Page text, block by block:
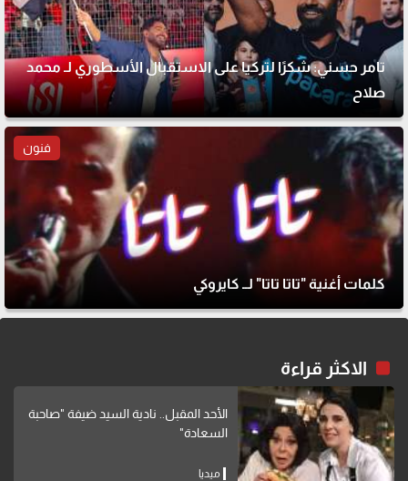
تامر حسني: شكرًا لتركيا على الاستقبال الأسطوري لـ محمد
صلاح
فنون
كلمات أغنية "تاتا تاتا" لــ كايروكي
الاكثر قراءة
الأحد المقبل.. نادية السيد ضيفة "صاحبة
السعادة"
ميديا